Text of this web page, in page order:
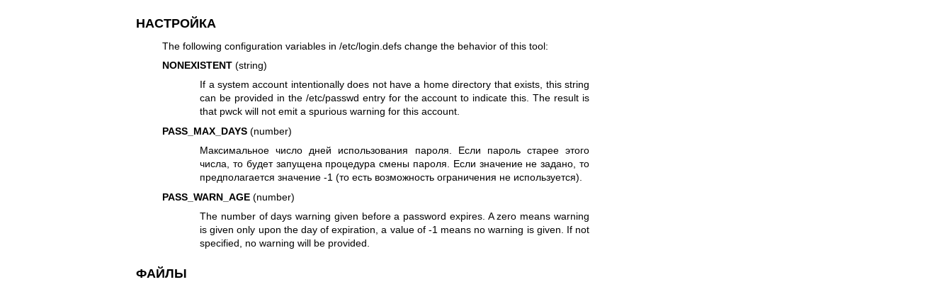
НАСТРОЙКА
The following configuration variables in /etc/login.defs change the behavior of this tool:
NONEXISTENT(string)
If a system account intentionally does not have a home directory that exists, this string
can be provided in the /etc/passwd entry for the account to indicate this. The result is
that pwck will not emit a spurious warning for this account.
PASS_MAX_DAYS(number)
Максимальное число дней использования пароля. Если пароль старее этого
числа, то будет запущена процедура смены пароля. Если значение не задано, то
предполагается значение -1 (то есть возможность ограничения не используется).
PASS_WARN_AGE(number)
The number of days warning given before a password expires. A zero means warning
is given only upon the day of expiration, a value of -1 means no warning is given. If not
specified, no warning will be provided.
ФАЙЛЫ